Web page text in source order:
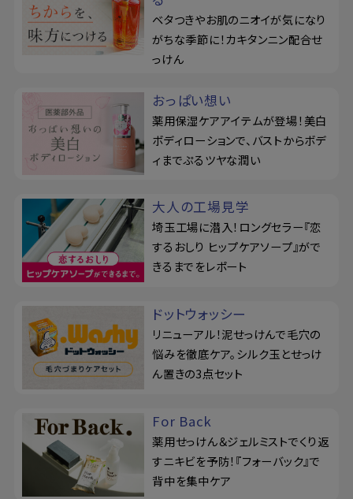
ベタつきやお肌のニオイが気になり
がちな季節に！カキタンニン配合せ
っけん
おっぱい想い
薬用保湿ケアアイテムが登場！美白
ボディローションで、バストからボデ
ィまでぷるツヤな潤い
大人の工場見学
埼玉工場に潜入！ロングセラー『恋
するおしり ヒップケアソープ』がで
きるまでをレポート
ドットウォッシー
リニューアル！泥せっけんで毛穴の
悩みを徹底ケア。シルク玉とせっけ
ん置きの3点セット
For Back
薬用せっけん＆ジェルミストでくり返
すニキビを予防！『フォーバック』で
背中を集中ケア